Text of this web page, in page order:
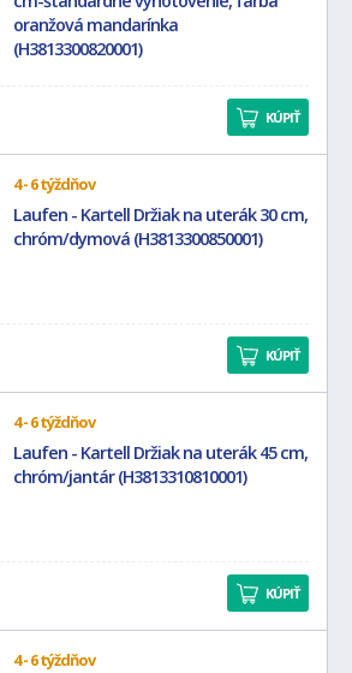
oranžová mandarínka
(H3813300820001)
KÚPIŤ
4 - 6 týždňov
Laufen - Kartell Držiak na uterák 30 cm,
chróm/dymová (H3813300850001)
KÚPIŤ
4 - 6 týždňov
Laufen - Kartell Držiak na uterák 45 cm,
chróm/jantár (H3813310810001)
KÚPIŤ
4 - 6 týždňov